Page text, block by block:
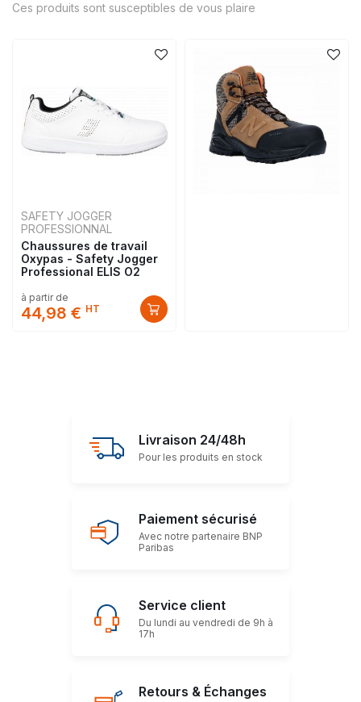
Ces produits sont susceptibles de vous plaire
SAFETY JOGGER
PROFESSIONNAL
Chaussures de travail
Oxypas - Safety Jogger
Professional ELIS O2
à partir de
44,98 € HT
Livraison 24/48h
Pour les produits en stock
Paiement sécurisé
Avec notre partenaire BNP
Paribas
Service client
Du lundi au vendredi de 9h à
17h
Retours & Échanges